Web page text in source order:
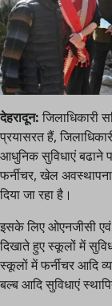
देहरादून: जिलाधिकारी
प्रयासरत हैं,
आधुनिक सुविधाएं बढाने
फर्नीचर, खेल
दिया जा रहा है।
इसके लिए ओएनजीसी एवं
दिखाते हुए स्कूलों में
स्कूलों में फर्नीचर आदि
बल्ब आदि सुविधाएं